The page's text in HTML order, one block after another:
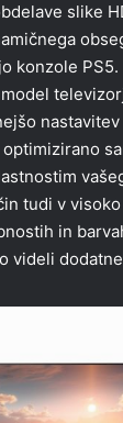
slike
konzole PS5.
tudi v
in
videli